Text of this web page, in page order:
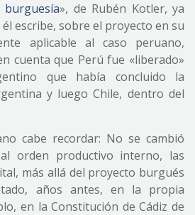
», de Rubén Kotler, ya
escribe, sobre el proyecto en su
aplicable al caso peruano,
cuenta que Perú fue «liberado»
que había concluido la
y luego Chile, dentro del
cabe recordar: No se cambió
orden productivo interno, las
más allá del proyecto burgués
años antes, en la propia
en la Constitución de Cádiz de